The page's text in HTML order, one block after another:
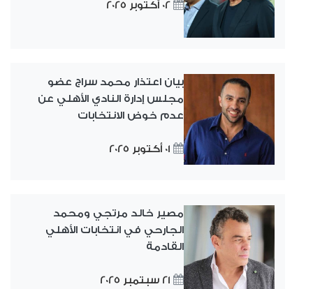
02 أكتوبر 2025
بيان اعتذار محمد سراج عضو
مجلس إدارة النادي الأهلي عن
عدم خوض الانتخابات
01 أكتوبر 2025
مصير خالد مرتجي ومحمد
الجارحي في انتخابات الأهلي
القادمة
21 سبتمبر 2025